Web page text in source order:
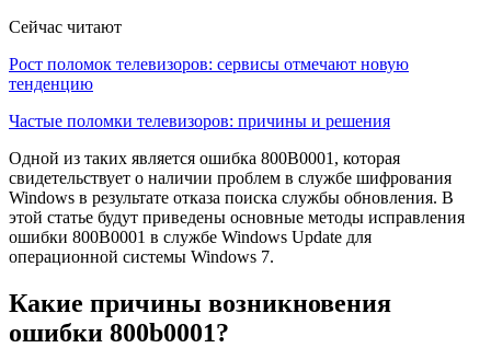
Сейчас читают
Рост поломок телевизоров: сервисы отмечают новую
тенденцию
Частые поломки телевизоров: причины и решения
Одной из таких является ошибка 800B0001, которая
свидетельствует о наличии проблем в службе шифрования
Windows в результате отказа поиска службы обновления. В
этой статье будут приведены основные методы исправления
ошибки 800B0001 в службе Windows Update для
операционной системы Windows 7.
Какие причины возникновения
ошибки 800b0001?